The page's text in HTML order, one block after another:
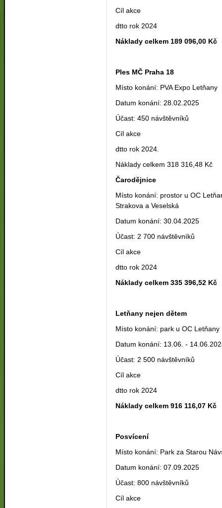
Cíl akce
dtto rok 2024
Náklady celkem 189 096,00 Kč
Ples MČ Praha 18
Místo konání: PVA Expo Letňany
Datum konání: 28.02.2025
Účast: 450 návštěvníků
Cíl akce
dtto rok 2024.
Náklady celkem 318 316,48 Kč
Čarodějnice
Místo konání: prostor u OC
Strakova a Veselská
Datum konání: 30.04.2025
Účast: 2 700 návštěvníků
Cíl akce
dtto rok 2024
Náklady celkem 335 396,52 Kč
Letňany nejen dětem
Místo konání: park u OC Letňany
Datum konání: 13.06. -
Účast: 2 500 návštěvníků
Cíl akce
dtto rok 2024
Náklady celkem 916 116,07 Kč
Posvícení
Místo konání: Park za Starou
Datum konání: 07.09.2025
Účast: 800 návštěvníků
Cíl akce